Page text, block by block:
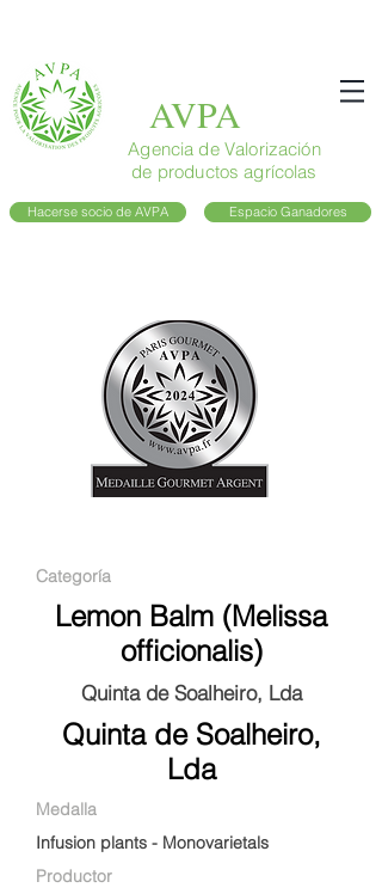
AVPA
Agencia de Valorización
de productos agrícolas
Hacerse socio de AVPA Espacio Ganadores
Categoría
Lemon Balm (Melissa
officionalis)
Quinta de Soalheiro, Lda
Quinta de Soalheiro,
Lda
Medalla
Infusion plants - Monovarietals
Productor